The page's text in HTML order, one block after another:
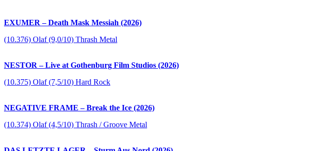
EXUMER – Death Mask Messiah (2026)
(10.376) Olaf (9,0/10) Thrash Metal
NESTOR – Live at Gothenburg Film Studios (2026)
(10.375) Olaf (7,5/10) Hard Rock
NEGATIVE FRAME – Break the Ice (2026)
(10.374) Olaf (4,5/10) Thrash / Groove Metal